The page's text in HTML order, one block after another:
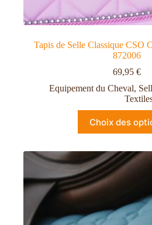
Tapis de Selle Classique CSO
872006
69,95€
Equipement du Cheval,
Choix des